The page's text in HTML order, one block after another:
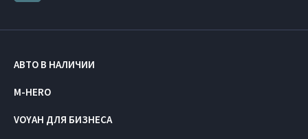
АВТО В НАЛИЧИИ
M-HERO
VOYAH ДЛЯ БИЗНЕСА